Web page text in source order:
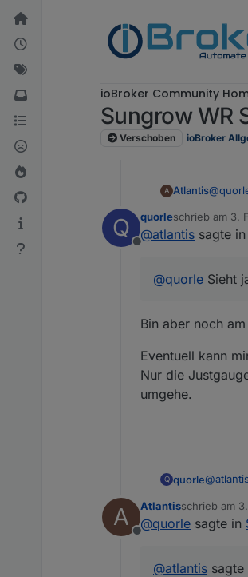
Weiter zum Inhalt
ioBroker Community
Sungrow WR
Verschoben ioBroker
A Atlantis@
Q
Offline
quorleschrieb am 3.
zuletzt editiert
@atlantis sagte in
@quorle Sieht
Bin aber noch
Eventuell kann
Nur die
umgehe.
Q quorle@atlantis
@
Bin
A
Offline
Atlantisschrieb am
zuletzt
@quorle sagte in
@atlantis sagte